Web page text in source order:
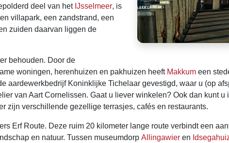
deel van het IJsselmeer, is
villapark, een zandstrand, een
zuiden daarvan liggen de
behouden. Door de
woningen, herenhuizen en pakhuizen heeft Makkum een
aardewerkbedrijf Koninklijke Tichelaar gevestigd, waar u (op
van Aart Cornelissen. Gaat u liever winkelen? Ook dan kunt u
zijn verschillende gezellige terrasjes, cafés en restaurants.
Erf Route. Deze ruim 20 kilometer lange route verbindt een
en natuur. Tussen museumdorp Allingawier en